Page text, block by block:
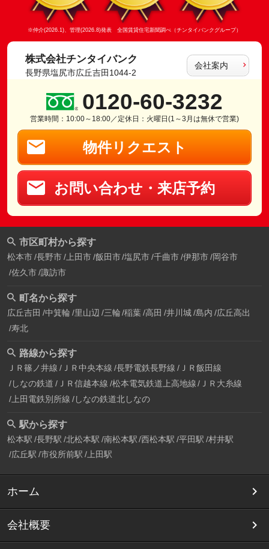
※仲介(2026.1)、管理(2026.8)発表 全国賃貸住宅新聞調べ（チンタイバンクグループ）
株式会社チンタイバンク
長野県塩尻市広丘吉田1044-2
会社案内
0120-60-3232
営業時間：10:00～18:00／定休日：火曜日(1～3月は無休で営業)
物件リクエスト
お問い合わせ・来店予約
市区町村から探す
松本市 長野市 上田市 飯田市 塩尻市 千曲市 伊那市 岡谷市
佐久市 諏訪市
町名から探す
広丘吉田 中箕輪 里山辺 三輪 稲葉 高田 井川城 島内 広丘高出
寿北
路線から探す
ＪＲ篠ノ井線 ＪＲ中央本線 長野電鉄長野線 ＪＲ飯田線
しなの鉄道 ＪＲ信越本線 松本電気鉄道上高地線
ＪＲ大糸線
上田電鉄別所線 しなの鉄道北しなの
駅から探す
松本駅 長野駅 北松本駅 南松本駅 西松本駅 平田駅 村井駅
広丘駅 市役所前駅 上田駅
ホーム
会社概要